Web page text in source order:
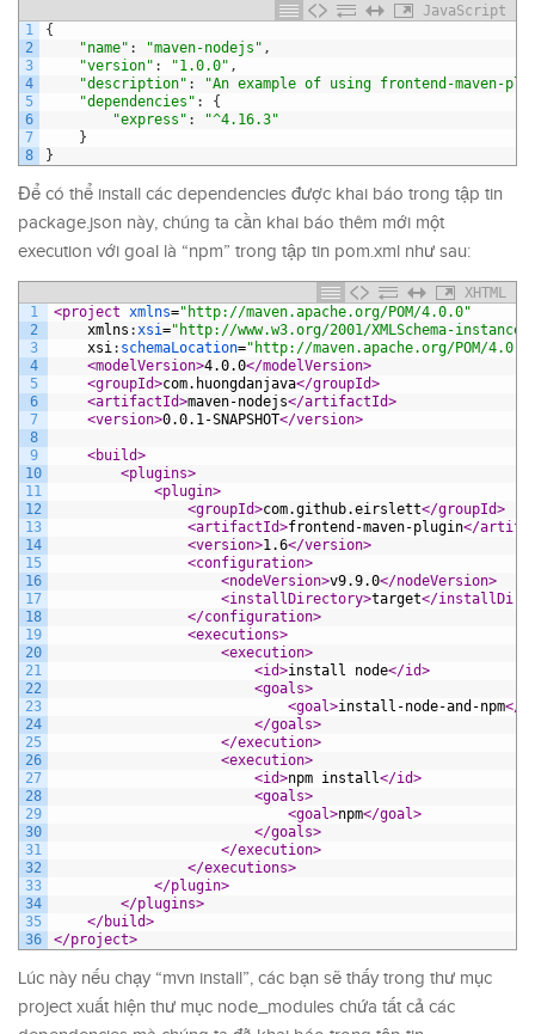
JavaScript
1
2
3
4
5
6
7
8
{
"name" : "maven-nodejs" ,
"version" : "1.0.0" ,
"description" :
"An example of using frontend-maven-
"dependencies" :
{
"express" :
"^4.16.3"
}
}
Để có thể install các dependencies được khai báo trong tập tin
package.json này, chúng ta cần khai báo thêm mới một
execution với goal là “npm” trong tập tin pom.xml như sau:
XHTML
1
2
3
4
5
6
7
8
9
10
11
12
13
14
15
16
17
18
19
20
21
22
23
24
25
26
27
28
29
30
31
32
33
34
35
36
<project xmlns="http://maven.apache.org/POM/4.0.0"
xmlns : xsi="http://www.w3.org/2001/XMLSchema-instance"
xsi : schemaLocation="http://maven.apache.org/POM/
<modelVersion>4.0.0</modelVersion>
<groupId>com.huongdanjava</groupId>
<artifactId>maven-nodejs</artifactId>
<version>0.0.1-SNAPSHOT</version>
<build>
<plugins>
<plugin>
<groupId>com.github.eirslett</groupId>
<artifactId>frontend-maven-plugin</
<version>1.6</version>
<configuration>
<nodeVersion>v9.9.0</nodeVersion>
<installDirectory>target</
</configuration>
<executions>
<execution>
<id>install node</id>
<goals>
<goal>install-node-and-npm</
</goals>
</execution>
<execution>
<id>npm install</id>
<goals>
<goal>npm</goal>
</goals>
</execution>
</executions>
</plugin>
</plugins>
</build>
</project>
Lúc này nếu chạy “mvn install”, các bạn sẽ thấy trong thư mục
project xuất hiện thư mục node_modules chứa tất cả các